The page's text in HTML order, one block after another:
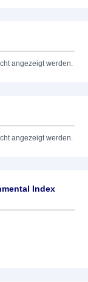
angezeigt werden.
angezeigt werden.
Index